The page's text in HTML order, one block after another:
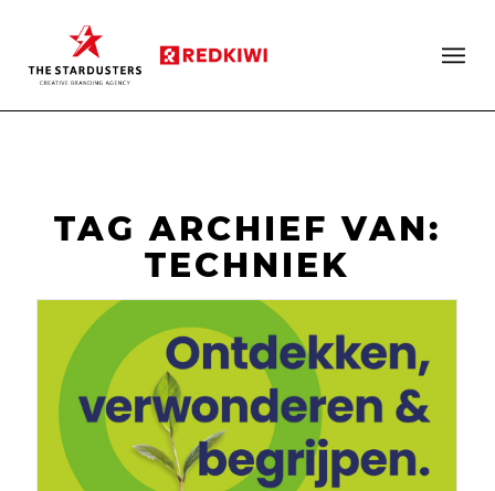
TAG ARCHIEF VAN:
TECHNIEK